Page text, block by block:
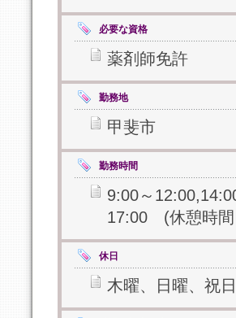
必要な資格
薬剤師免許
勤務地
甲斐市
勤務時間
9:00～
17:00 (休憩時
休日
木曜、日曜、祝